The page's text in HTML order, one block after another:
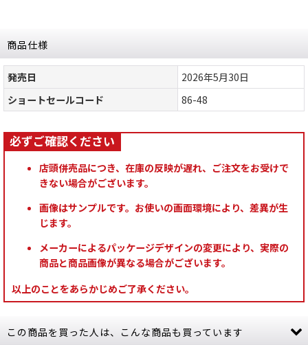
商品仕様
発売日
2026年5月30日
ショートセールコード
86-48
店頭併売品につき、在庫の反映が遅れ、ご注文をお受けで
きない場合がございます。
画像はサンプルです。お使いの画面環境により、差異が生
じます。
メーカーによるパッケージデザインの変更により、実際の
商品と商品画像が異なる場合がございます。
以上のことをあらかじめご了承ください。
この商品を買った人は、こんな商品も買っています